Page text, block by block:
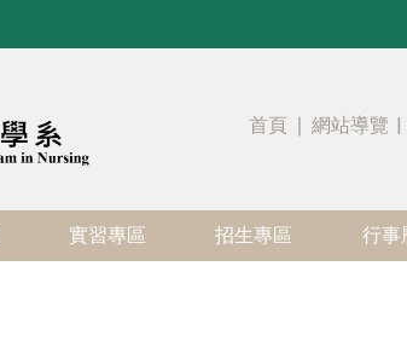
首頁 ∣ 網站導覽 |
實習專區 招生專區 行事